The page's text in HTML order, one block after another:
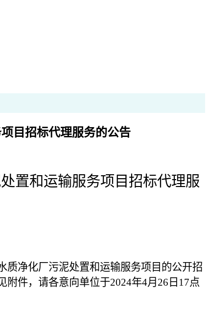
目招标代理服务的公告
置和运输服务项目 招标代理服
质净化厂污泥处置和运输服务项目 的公开招
附件，请各意向单位于2024年4月26日 17点